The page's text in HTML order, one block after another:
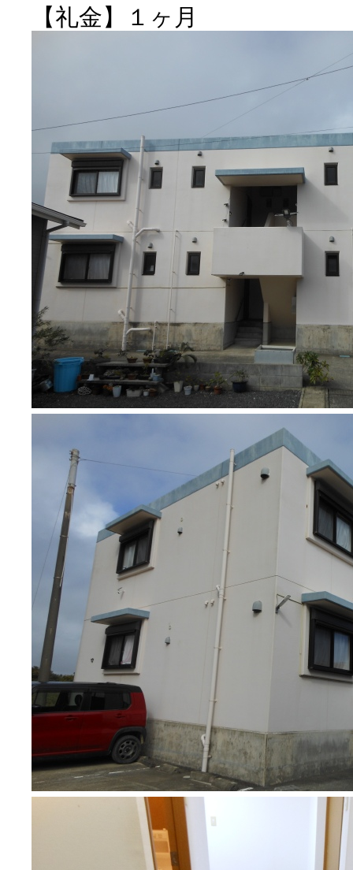
【礼金】１ヶ月